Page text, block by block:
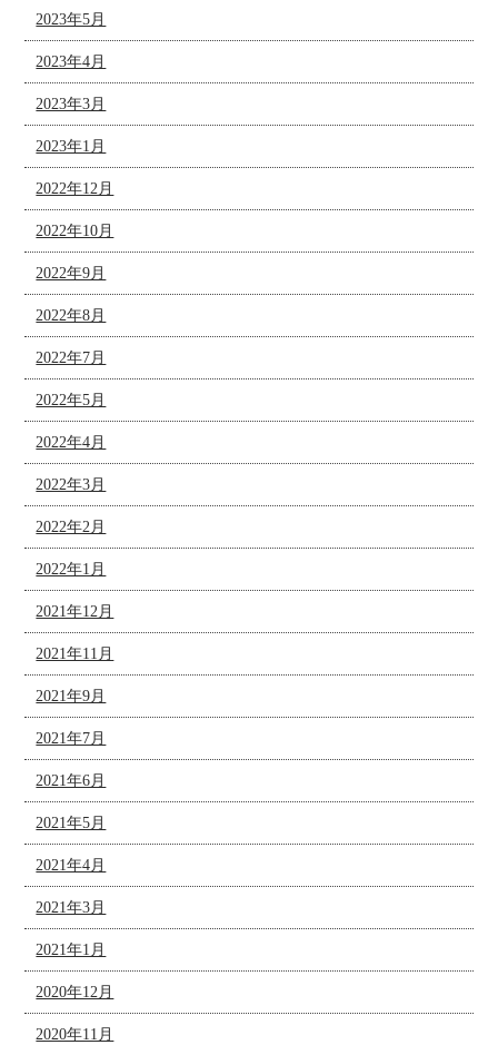
2023年5月
2023年4月
2023年3月
2023年1月
2022年12月
2022年10月
2022年9月
2022年8月
2022年7月
2022年5月
2022年4月
2022年3月
2022年2月
2022年1月
2021年12月
2021年11月
2021年9月
2021年7月
2021年6月
2021年5月
2021年4月
2021年3月
2021年1月
2020年12月
2020年11月